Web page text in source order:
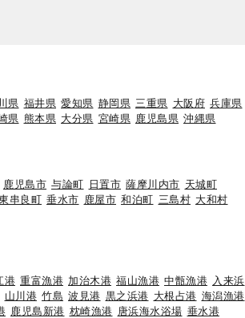
県 福井県 愛知県 静岡県 三重県 大阪府 兵庫県
県 熊本県 大分県 宮崎県 鹿児島県 沖縄県
鹿児島市 与論町 日置市 薩摩川内市 天城町
串良町 垂水市 鹿屋市 和泊町 三島村 大和村
港 重富漁港 加治木港 福山漁港 中甑漁港 入来浜
山川港 竹島 波見港 黒之浜港 大根占港 海潟漁港
鹿児島新港 枕崎漁港 唐浜海水浴場 垂水港